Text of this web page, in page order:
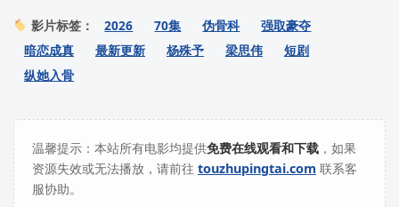
影片标签： 2026 70集 伪骨科
强取豪夺
暗恋成真
最新更新 杨殊予 梁思伟
短剧
纵她入骨
温馨提示：本站所有电影均提供免费在线观看和下载 ，如果
资源失效或无法播放，请前往 touzhupingtai.com 联系客
服协助。